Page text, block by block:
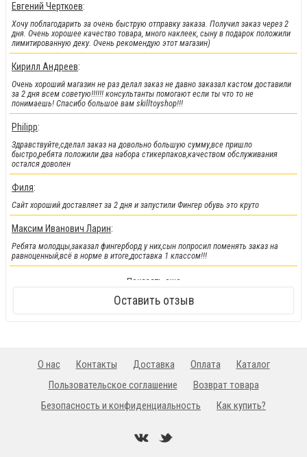
!!!Новинки!!!:
Легендарные металлические фингер BMX от Flick Trix снова у нас.
Евгений Черткоев:
Хочу поблагодарить за очень быструю отправку заказа. Получил заказ через 2
дня. Очень хорошее качество товара, много наклеек, сыну в подарок положили
лимитированную деку. Очень рекомендую этот магазин)
Кирилл Андреев:
Очень хороший магазин не раз делал заказ не давно заказал кастом доставили
за 2 дня всем советую!!!!!! консультанты помогают если ты что то не
понимаешь! Спасибо большое вам skilltoyshop!!!
Philipp:
Здравствуйте,сделал заказ на довольно большую сумму,все пришло
быстро,ребята положили два набора стикерпаков,качеством обслуживания
остался доволен
Филя:
Сайт хороший доставляет за 2 дня и запустили Фингер обувь это круто
Максим Иванович Ларин:
Ребята молодцы,заказал фингерборд у них,сын попросил поменять заказ на
равноценный,всё в норме в итоге,доставка 1 классом!!!
Показать еще
Оставить отзыв
О нас Контакты Доставка Оплата
Каталог
Пользовательское соглашение
Возврат товара
Безопасность и конфиденциальность
Как купить?